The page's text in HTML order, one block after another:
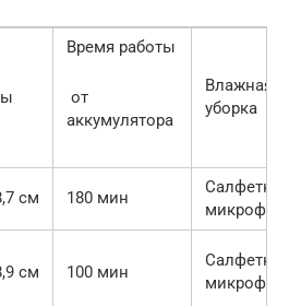
Время работы
от
аккумулятора
Влажная
уборка
см 180 мин
Салфетка
см 100 мин
Салфетка